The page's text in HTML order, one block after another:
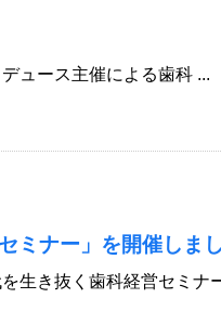
ュース主催による歯科 ...
ミナー」を開催しま
生き抜く歯科経営セミナ